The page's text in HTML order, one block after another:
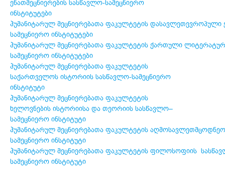
ენათმეცნიერების სასწავლო-სამეცნიერო
ინსტიტუტები
ჰუმანიტარულ მეცნიერებათა ფაკულტეტის დასავლეთევროპული
სამეცნიერო ინსტიტუტები
ჰუმანიტარულ მეცნიერებათა ფაკულტეტის ქართული
სამეცნიერო ინსტიტუტები
ჰუმანიტარულ მეცნიერებათა ფაკულტეტის
საქართველოს ისტორიის სასწავლო-სამეცნიერო
ინსტიტუტი
ჰუმანიტარულ მეცნიერებათა ფაკულტეტის
ხელოვნების ისტორიისა და თეორიის სასწავლო–
სამეცნიერო ინსტიტუტი
ჰუმანიტარულ მეცნიერებათა ფაკულტეტის
სამეცნიერო ინსტიტუტი
ჰუმანიტარულ მეცნიერებათა ფაკულტეტის ფილოსოფიის
სამეცნიერო ინსტიტუტი